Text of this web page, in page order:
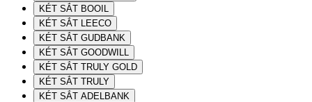
KÉT SẮT BOOIL
KÉT SẮT LEECO
KÉT SẮT GUDBANK
KÉT SẮT GOODWILL
KÉT SẮT TRULY GOLD
KÉT SẮT TRULY
KÉT SẮT ADELBANK